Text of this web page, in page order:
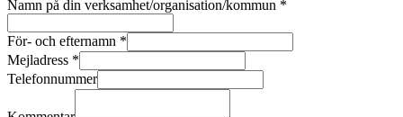
Namn på din verksamhet/organisation/kommun *
För- och efternamn *
Mejladress *
Telefonnummer